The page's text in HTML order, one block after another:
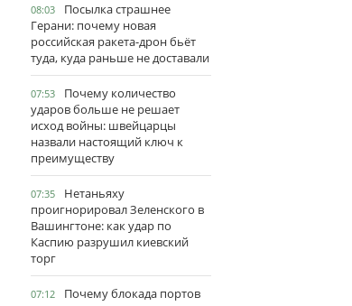
08:03
Посылка страшнее
Герани: почему новая
российская ракета-дрон бьёт
туда, куда раньше не доставали
07:53
Почему количество
ударов больше не решает
исход войны: швейцарцы
назвали настоящий ключ к
преимуществу
07:35
Нетаньяху
проигнорировал Зеленского в
Вашингтоне: как удар по
Каспию разрушил киевский
торг
07:12
Почему блокада портов